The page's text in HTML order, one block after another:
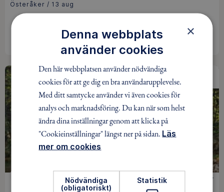
Österåker / 13 aug
BOKA
250 kr
×
Denna webbplats
använder cookies
Den här webbplatsen använder nödvändiga
cookies för att ge dig en bra användarupplevelse.
Med ditt samtycke använder vi även cookies för
analys och marknadsföring. Du kan när som helst
ändra dina inställningar genom att klicka på
"Cookieinställningar" längst ner på sidan. Läs
mer om cookies
Nödvändiga
(obligatoriskt)
Statistik